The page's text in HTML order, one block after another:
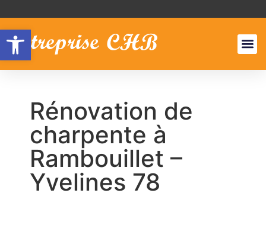
Rénovation de
charpente à
Rambouillet –
Yvelines 78
Ouvrir la barre d’outils